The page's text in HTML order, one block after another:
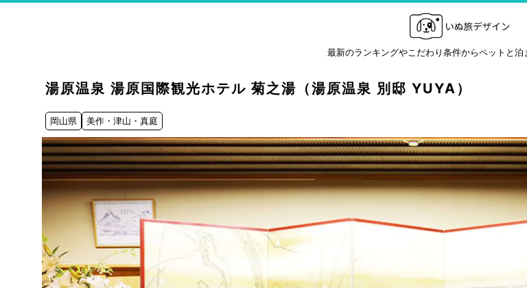
最新のランキングやこだわり条件からペットと泊
湯原温泉 湯原国際観光ホテル 菊之湯（湯原温泉 別邸 YUYA）
岡山県 美作・津山・真庭